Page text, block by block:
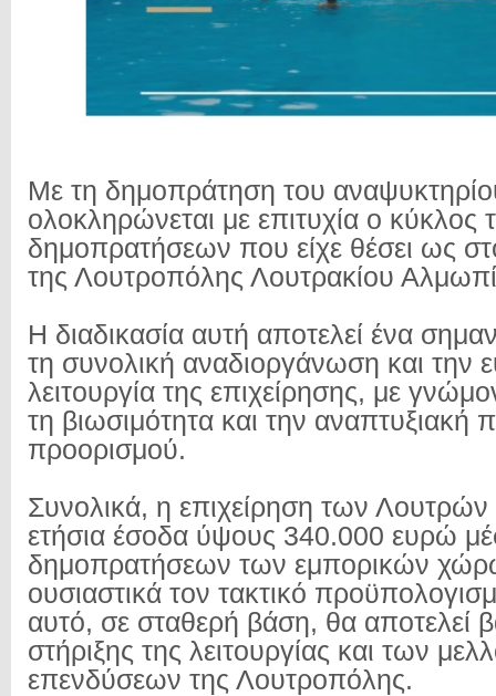
Με τη δημοπράτηση του
ολοκληρώνεται με επιτυχία ο κύκλος
δημοπρατήσεων που είχε θέσει ως
της Λουτροπόλης Λουτρακίου
Η διαδικασία αυτή αποτελεί ένα
τη συνολική αναδιοργάνωση και την
λειτουργία της επιχείρησης, με
τη βιωσιμότητα και την αναπτυξιακή
προορισμού.
Συνολικά, η επιχείρηση των Λουτρών
ετήσια έσοδα ύψους 340.000 ευρώ
δημοπρατήσεων των εμπορικών
ουσιαστικά τον τακτικό
αυτό, σε σταθερή βάση, θα αποτελεί
στήριξης της λειτουργίας και των
επενδύσεων της Λουτροπόλης.